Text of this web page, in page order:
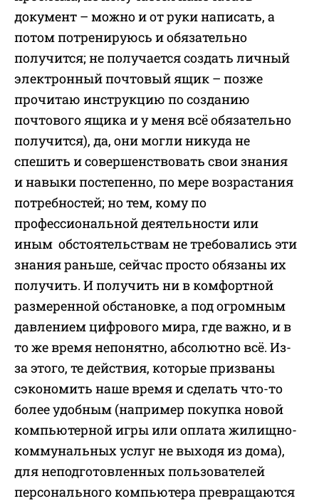
документ – можно и от руки написать, а
потом потренируюсь и обязательно
получится; не получается создать личный
электронный почтовый ящик – позже
прочитаю инструкцию по созданию
почтового ящика и у меня всё обязательно
получится), да, они могли никуда не
спешить и совершенствовать свои знания
и навыки постепенно, по мере возрастания
потребностей; но тем, кому по
профессиональной деятельности или
иным обстоятельствам не требовались эти
знания раньше, сейчас просто обязаны их
получить. И получить ни в комфортной
размеренной обстановке, а под огромным
давлением цифрового мира, где важно, и в
то же время непонятно, абсолютно всё. Из-
за этого, те действия, которые призваны
сэкономить наше время и сделать что-то
более удобным (например покупка новой
компьютерной игры или оплата жилищно-
коммунальных услуг не выходя из дома),
для неподготовленных пользователей
персонального компьютера превращаются